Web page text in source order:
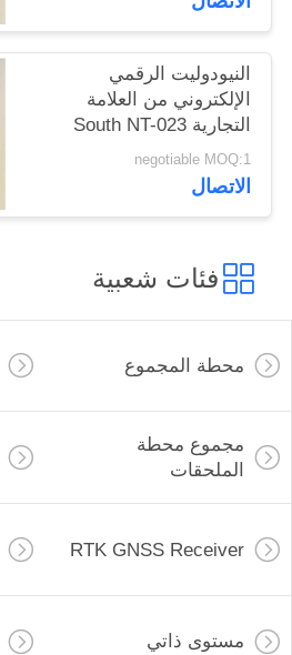
دقيقة قوس دقة تعويض
النيودوليت الرقمي
الإلكتروني من العلامة
التجارية South NT-023
IP54 مقاوم للماء مستوى
النيودوليت الرقمي
الإلكتروني بطارية قابلة
عالية
negotiable MOQ:1
الاتصال
فئات شعبية
محطة المجموع
مجموع محطة
الملحقات
RTK GNSS Receiver
مستوى ذاتي